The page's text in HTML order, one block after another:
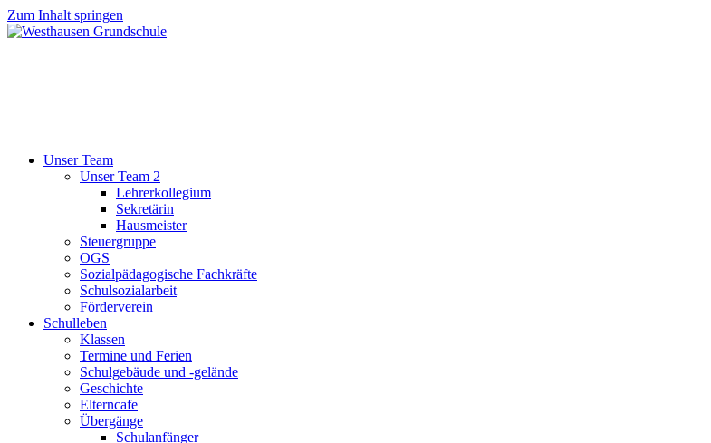
Zum Inhalt springen
Unser Team
Unser Team 2
Lehrerkollegium
Sekretärin
Hausmeister
Steuergruppe
OGS
Sozialpädagogische Fachkräfte
Schulsozialarbeit
Förderverein
Schulleben
Klassen
Termine und Ferien
Schulgebäude und -gelände
Geschichte
Elterncafe
Übergänge
Schulanfänger